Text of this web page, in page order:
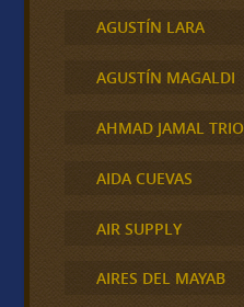
AGUSTÍN LARA
AGUSTÍN MAGALDI
AHMAD JAMAL TRIO
AIDA CUEVAS
AIR SUPPLY
AIRES DEL MAYAB